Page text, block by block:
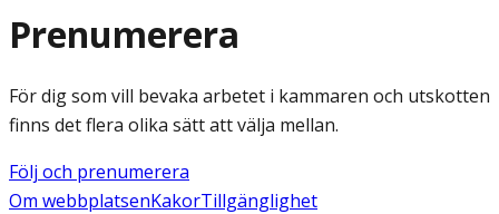
Prenumerera
För dig som vill bevaka arbetet i kammaren och utskotten
finns det flera olika sätt att välja mellan.
Följ och prenumerera
Om webbplatsenKakorTillgänglighet